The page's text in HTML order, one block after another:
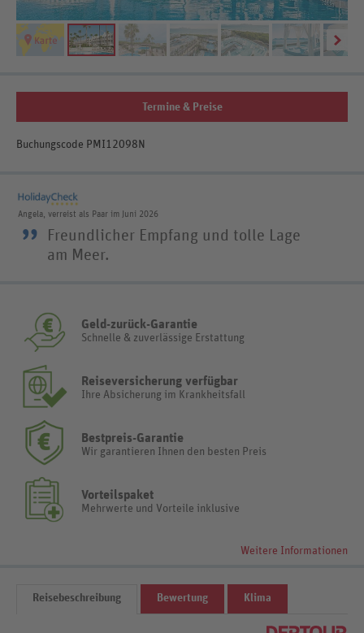
Termine & Preise
Buchungscode PMI12098N
Angela, verreist als Paar im Juni 2026
”
Freundlicher Empfang und tolle Lage
am Meer.
Geld-zurück-Garantie
Schnelle & zuverlässige Erstattung
Reiseversicherung verfügbar
Ihre Absicherung im Krankheitsfall
Bestpreis-Garantie
Wir garantieren Ihnen den besten Preis
Vorteilspaket
Mehrwerte und Vorteile inklusive
Weitere Informationen
Reisebeschreibung Bewertung Klima